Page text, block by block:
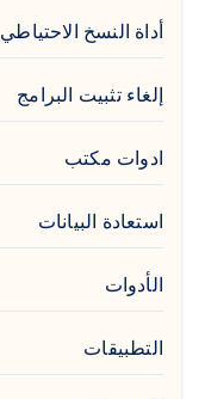
أداة النسخ الاحتياطي
إلغاء تثبيت البرامج
ادوات مكتب
استعادة البيانات
الأدوات
التطبيقات